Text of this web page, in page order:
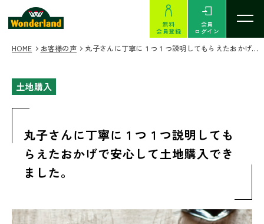
無料
会員登録
会員
ログイン
HOME お客様の声 丸子さんに丁寧に１つ１つ説明してもらえたおかげで安心して土地購入できました。
土地購入
丸子さんに丁寧に１つ１つ説明しても
らえたおかげで安心して土地購入でき
ました。